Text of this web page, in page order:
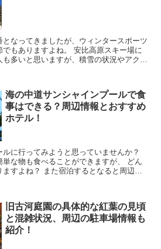
なってきましたが、ウィンタースポーツ
もありますよね。 安比高原スキー場に
多いと思いますが、積雪の状況やアクセ
海の中道サンシャインプールで食
事はできる？周辺情報とおすすめ
ホテル！
に行ってみようと思っていませんか？
物も食べることができますが、 どん
るとなると周辺の
旧古河庭園の具体的な紅葉の見頃
と混雑状況、周辺の駐車場情報も
紹介！